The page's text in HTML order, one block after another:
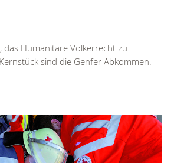
das Humanitäre Völkerrecht zu
sind die Genfer Abkommen.